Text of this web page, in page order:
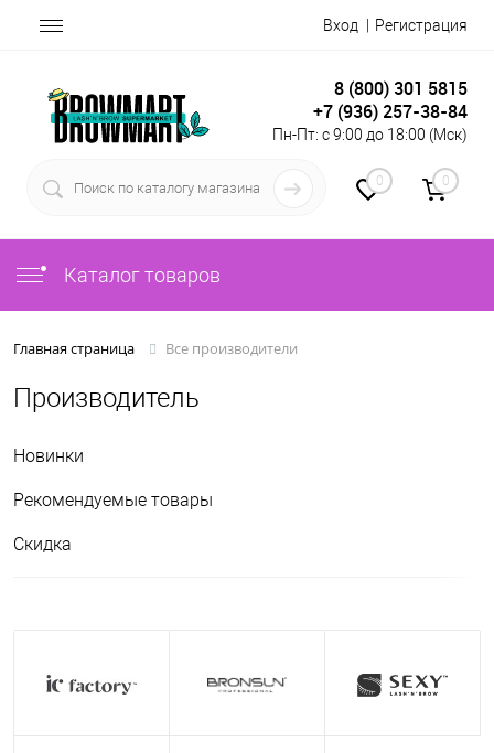
Вход Регистрация
8 (800) 301 5815
+7 (936) 257-38-84
Пн-Пт: с 9:00 до 18:00 (Мск)
0 0
Каталог товаров
Главная страница Все производители
Производитель
Новинки
Рекомендуемые товары
Скидка